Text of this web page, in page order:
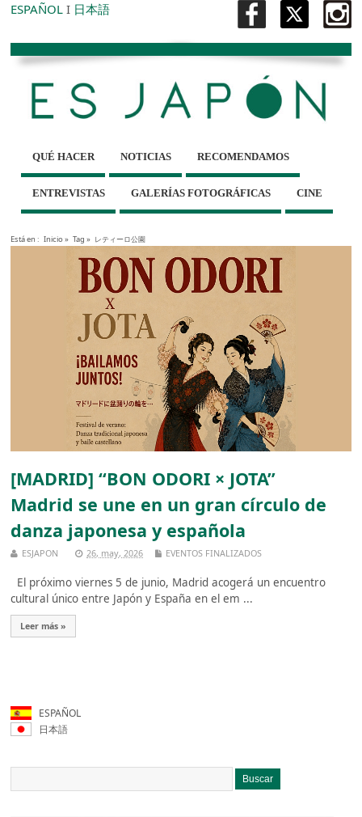
ESPAÑOL I 日本語
QUÉ HACER NOTICIAS RECOMENDAMOS
ENTREVISTAS GALERÍAS FOTOGRÁFICAS CINE
Está en : Inicio» Tag » レティーロ公園
[MADRID] “BON ODORI × JOTA”
Madrid se une en un gran círculo de
danza japonesa y española
ESJAPON 26, may, 2026 EVENTOS FINALIZADOS
El próximo viernes 5 de junio, Madrid acogerá un encuentro
cultural único entre Japón y España en el em ...
Leer más »
ESPAÑOL
日本語